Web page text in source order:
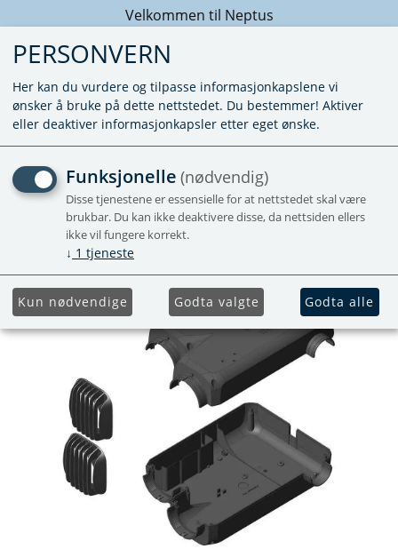
Velkommen til Neptus
DEKSEL VARIOHEAT
PERSONVERN
Her kan du vurdere og tilpasse informasjonkapslene vi
ønsker å bruke på dette nettstedet. Du bestemmer! Aktiver
eller deaktiver informasjonkapsler etter eget ønske.
Funksjonelle (nødvendig)
Disse tjenestene er essensielle for at nettstedet skal være
brukbar. Du kan ikke deaktivere disse, da nettsiden ellers
ikke vil fungere korrekt.
↓ 1 tjeneste
Kun nødvendige Godta valgte Godta alle